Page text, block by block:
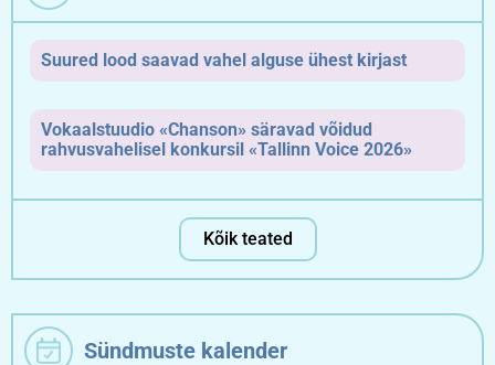
Suured lood saavad vahel alguse ühest kirjast
Vokaalstuudio «Chanson» säravad võidud
rahvusvahelisel konkursil «Tallinn Voice 2026»
Kõik teated
Sündmuste kalender